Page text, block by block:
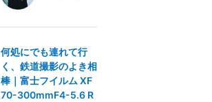
何処にでも連れて行
く、鉄道撮影のよき相
棒｜富士フイルム XF
70-300mmF4-5.6 R